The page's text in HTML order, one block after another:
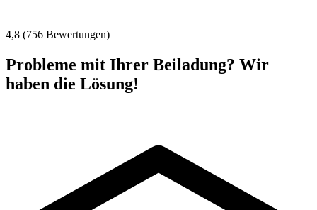
4,8 (756 Bewertungen)
Probleme mit Ihrer Beiladung? Wir
haben die Lösung!